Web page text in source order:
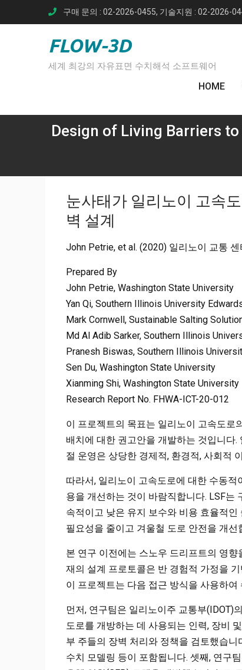
to
구매 문의 : 02-2026-0455, 기술지원 : 02-2026-
FLOW-3D
세계 최강의 자유표면 수치해석 소프트웨어
HOME
Design of Living Barriers
눈사태가 일리노이 고속
벽 설계
John Petrie, et al. (2020) 일리노이 교통
Prepared By
John Petrie, Washington State University
Yan Qi, Southern Illinois University
Mark Cornwell, Sustainable Salting
Md Al Adib Sarker, Southern Illinois
Pranesh Biswas, Southern Illinois
Sen Du, Washington State University
Xianming Shi, Washington State University
Research Report No. FHWA-ICT-20-012
이 프로젝트의 목표는 일리노이 고속도로
배치에 대한 권고안을 개발하는 것입니다
절 운영은 상당한 경제적, 환경적, 사회적
따라서, 일리노이 고속도로에 대한 수동
용을 개선하는 것이 바람직합니다. LSF는
속적이고 낮은 유지 보수와 비용 효율적
필요성을 줄이고 겨울철 도로 안전을 개선
본 연구 이전에는 스노우 드리프트의 영
재의 설계 프로토콜은 반 경험적 가정을
이 프로젝트는 다음 접근 방식을 사용하여
먼저, 연구팀은 일리노이주 교통부(IDOT)
도로를 개방하는 데 사용되는 인력, 장비
부 주들의 장벽 처리와 정책을 검토했습니
수치 모델링 등이 포함됩니다. 셋째, 연구